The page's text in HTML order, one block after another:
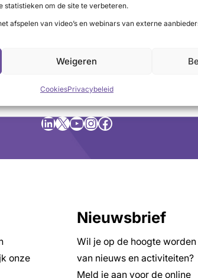
statistieken om de site te verbeteren.
afspelen van video’s en webinars van externe
Weigeren
CookiesPrivacybeleid
zou mooi zijn als de wetenschap meer
LinkedIn
X YouTube
Instagram
Facebook
onze
Nieuwsbrief
Wil je op de hoogte
van nieuws en activiteiten?
Meld je aan voor de online